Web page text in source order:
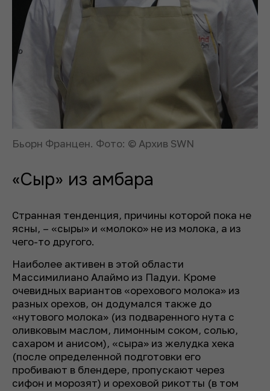
Бьорн Францен. Фото: © Архив SWN
«Сыр» из амбара
Странная тенденция, причины которой пока не
ясны, – «сыры» и «молоко» не из молока, а из
чего-то другого.
Наиболее активен в этой области
Массимилиано Алаймо из Падуи. Кроме
очевидных вариантов «орехового молока» из
разных орехов, он додумался также до
«нутового молока» (из подваренного нута с
оливковым маслом, лимонным соком, солью,
сахаром и анисом), «сыра» из желудка хека
(после определенной подготовки его
пробивают в блендере, пропускают через
сифон и морозят) и ореховой рикотты (в том